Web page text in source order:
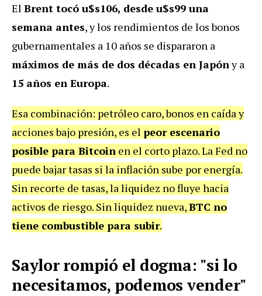
El Brent tocó u$s106, desde u$s99 una
semana antes, y los rendimientos de los bonos
gubernamentales a 10 años se dispararon a
máximos de más de dos décadas en Japóny a
15 años en Europa.
Esa combinación: petróleo caro, bonos en caída y
acciones bajo presión, es el peor escenario
posible para Bitcoin en el corto plazo. La Fed no
puede bajar tasas si la inflación sube por energía.
Sin recorte de tasas, la liquidez no fluye hacia
activos de riesgo. Sin liquidez nueva,BTC no
tiene combustible para subir.
Saylor rompió el dogma: "si lo
necesitamos, podemos vender"